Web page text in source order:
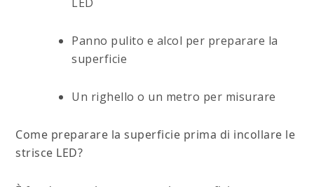
Panno pulito e alcol per preparare la
superficie
Un righello o un metro per misurare
Come preparare la superficie prima di incollare le
strisce LED?